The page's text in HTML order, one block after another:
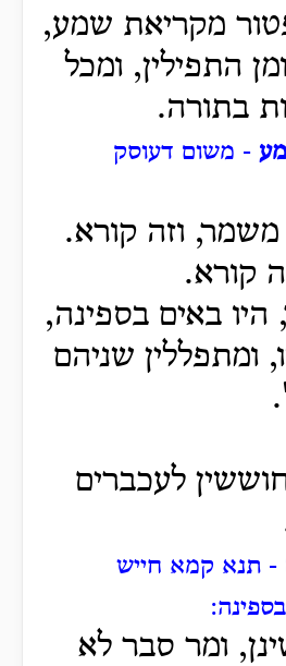
מקריאת שמע,
התפילין, ומכל
בתורה.
- משום דעוסק
משמר, וזה קורא.
קורא.
היו באים בספינה,
ומתפללין שניהם
לעכברים
- תנא קמא חייש
ומר סבר לא